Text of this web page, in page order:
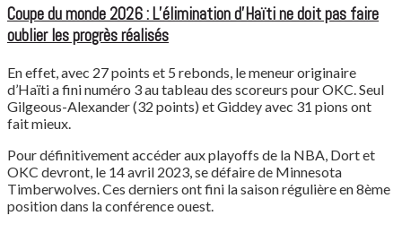
Coupe du monde 2026 : L’élimination d’Haïti ne doit pas faire
oublier les progrès réalisés
En effet, avec 27 points et 5 rebonds, le meneur originaire
d’Haïti a fini numéro 3 au tableau des scoreurs pour OKC. Seul
Gilgeous-Alexander (32 points) et Giddey avec 31 pions ont
fait mieux.
Pour définitivement accéder aux playoffs de la NBA, Dort et
OKC devront, le 14 avril 2023, se défaire de Minnesota
Timberwolves. Ces derniers ont fini la saison régulière en 8ème
position dans la conférence ouest.